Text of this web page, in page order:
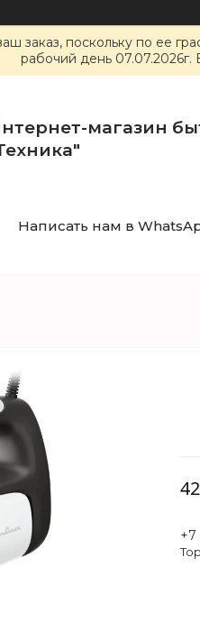
заказ, поскольку по ее
рабочий день
магазин
Написать нам в
+7